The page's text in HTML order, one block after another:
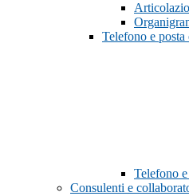
Telefono e posta
Telefono
Consulenti e